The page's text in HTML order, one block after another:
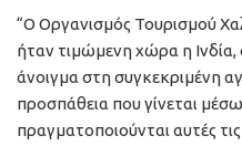
“Ο Οργανισμός Τουρισμού
ήταν τιμώμενη χώρα η Ινδία,
άνοιγμα στη συγκεκριμένη
προσπάθεια που γίνεται
πραγματοποιούνται αυτές